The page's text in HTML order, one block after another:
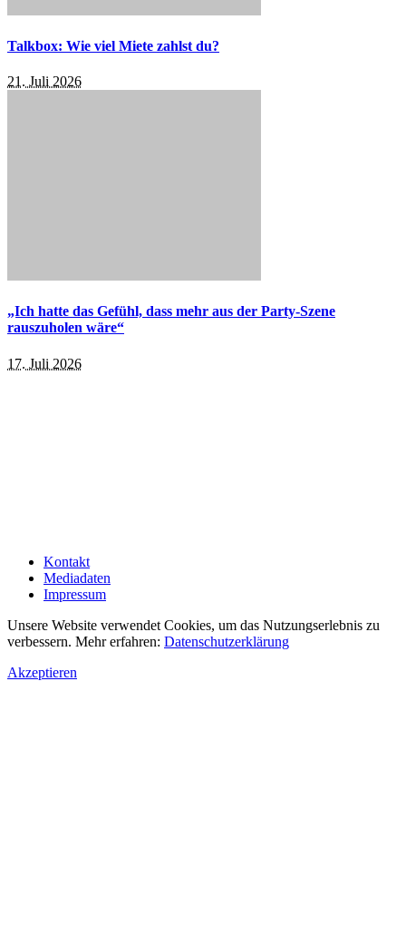
Talkbox: Wie viel Miete zahlst du?
21. Juli 2026
„Ich hatte das Gefühl, dass mehr aus der Party-Szene
rauszuholen wäre“
17. Juli 2026
Kontakt
Mediadaten
Impressum
Unsere Website verwendet Cookies, um das Nutzungserlebnis zu
verbessern. Mehr erfahren: Datenschutzerklärung
Akzeptieren